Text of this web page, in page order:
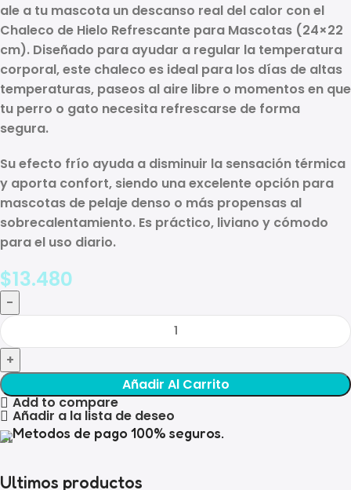
ale a tu mascota un descanso real del calor con el
Chaleco de Hielo Refrescante para Mascotas (24×22
cm). Diseñado para ayudar a regular la temperatura
corporal, este chaleco es ideal para los días de altas
temperaturas, paseos al aire libre o momentos en que
tu perro o gato necesita refrescarse de forma
segura.
Su efecto frío ayuda a disminuir la sensación térmica
y aporta confort, siendo una excelente opción para
mascotas de pelaje denso o más propensas al
sobrecalentamiento. Es práctico, liviano y cómodo
para el uso diario.
$13.480
Añadir Al Carrito
Add to compare
Añadir a la lista de deseo
Metodos de pago 100% seguros.
Ultimos productos